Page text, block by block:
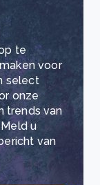
te
voor
select
onze
trends van
u
van